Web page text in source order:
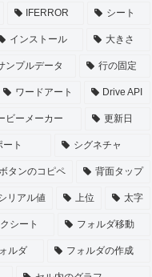
IFERROR シート
インストール 大きさ
ンプルデータ 行の固定
ワードアート Drive API
ビーメーカー 更新日
ト シグネチャ
タンのコピペ 背面タップ
リアル値 上位 太字
シート フォルダ移動
ルダ フォルダの作成